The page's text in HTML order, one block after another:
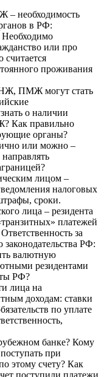
необходимость
в РФ:
Необходимо
или про
проживания
ПМЖ могут стать
о наличии
Как правильно
органы?
или можно –
лицом –
налоговых
сроки.
лица – резидента
платежей
за
РФ:
валютную
резидентами
РФ?
лица на
доходам: ставки
по уплате
банке? Кому
при
этому счету? Как
поступили платежи